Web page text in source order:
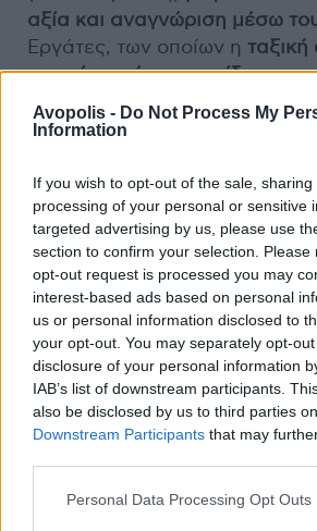
Avopolis - Do Not Process My
Information
If you wish to opt-out of the sale,
processing of your personal or sensitive
targeted advertising by us, please use
section to confirm your selection.
opt-out request is processed you may
interest-based ads based on personal
us or personal information disclosed to
your opt-out. You may separately opt-
disclosure of your personal information
IAB’s list of downstream participants.
also be disclosed by us to third parties
Downstream Participants that may
Personal Data Processing Opt Outs
αξία και αναγνώριση μέσω
Εργάτες, των οποίων η ταξική
γεννιέται μέσα στην ίδια την
διαδικασία. Εργάτες που
λαϊκή αυτενέργεια
και στη μη
Πρόσωπα - κλειδιά που
αυτοδιαχειριζόμενες
αντίθετες στη δικτατορία της
αλλά και σκεπτικές απέναντι
του προλεταριάτου (που
σχηματίζεται σιγά σιγά σε
μεθοδεύοντας μια αντί-
εξέγερσης, χωρίς προσδοκίες
της δράσης τους από κάποια
κρατική εξουσία.